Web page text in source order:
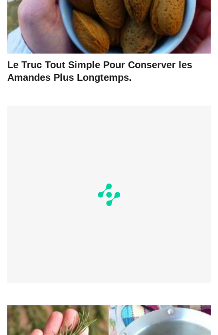
Le Truc Tout Simple Pour Conserver les
Amandes Plus Longtemps.